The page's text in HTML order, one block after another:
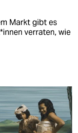
Markt gibt es
verraten, wie